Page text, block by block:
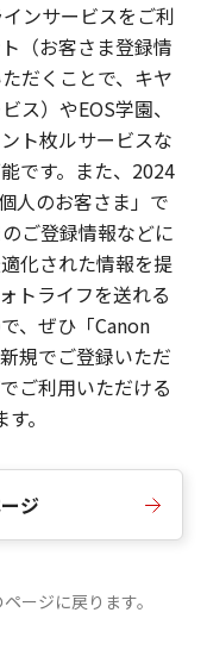
ンサービスをご利
（お客さま登録情
だくことで、キヤ
ス）やEOS学園、
ト枚ルサービスな
です。また、2024
人のお客さま」で
ご登録情報などに
化された情報を提
トライフを送れる
、ぜひ「Canon
規でご登録いただ
ご利用いただける
。
ジ
ージに戻ります。